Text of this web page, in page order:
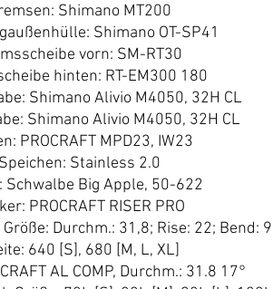
Shimano MT200
Shimano OT-SP41
vorn: SM-RT30
hinten: RT-EM300 180
Shimano Alivio M4050, 32H CL
Shimano Alivio M4050, 32H CL
PROCRAFT MPD23, IW23
Speichen: Stainless 2.0
Schwalbe Big Apple, 50-622
PROCRAFT RISER PRO
Durchm.: 31,8; Rise: 22; Bend:
640 [S], 680 [M, L, XL]
AL COMP, Durchm.: 31.8 17°